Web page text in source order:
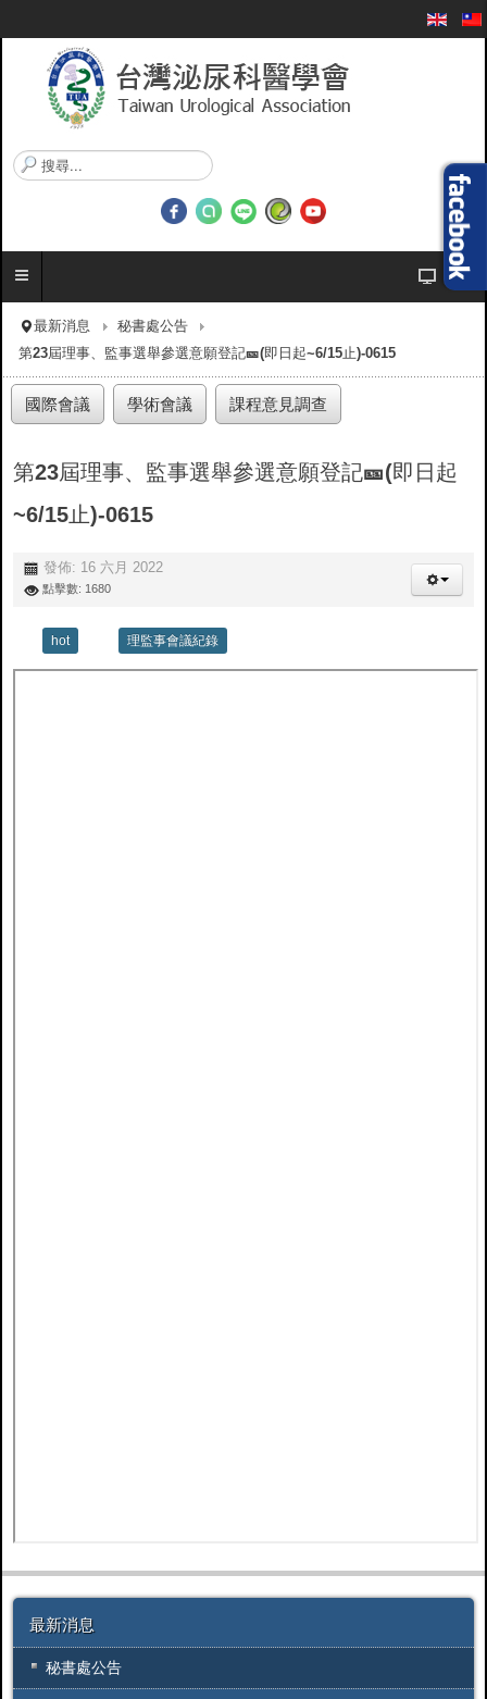
搜
尋
.
最新消息
秘書處公告
第23屆理事、監事選舉參選意願登記🎫(即日起~6/15止)-0615
國際會議 學術會議 課程意見調查
第23屆理事、監事選舉參選意願登記🎫(即日起
~6/15止)-0615
發佈: 16 六月 2022
點擊數: 1680
hot 理監事會議紀錄
最新消息
秘書處公告